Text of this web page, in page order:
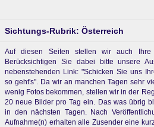
Sichtungs-Rubrik: Österreich
Auf diesen Seiten stellen wir auch Ihre
Berücksichtigen Sie dabei bitte unsere
nebenstehenden Link: "Schicken Sie uns
so geht's". Da wir an manchen Tagen sehr
wenig Fotos bekommen, stellen wir in der
20 neue Bilder pro Tag ein. Das was übrig
in den nächsten Tagen. Nach
Aufnahme(n) erhalten alle Zusender eine